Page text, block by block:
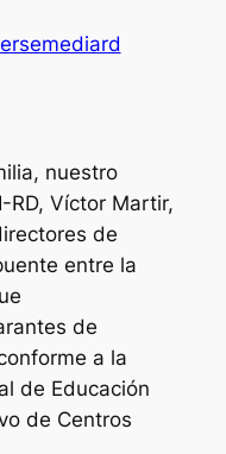
nuestro
RD, Víctor Martir,
de
entre la
de
a la
de Educación
de Centros